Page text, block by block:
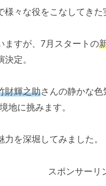
々な役をこなしてきた
ますが、7月スタートの
定。
財輝之助さんの静かな色
地に挑みます。
力を深堀してみました。
スポンサーリ